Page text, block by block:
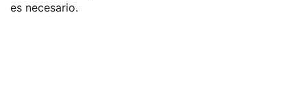
es necesario.